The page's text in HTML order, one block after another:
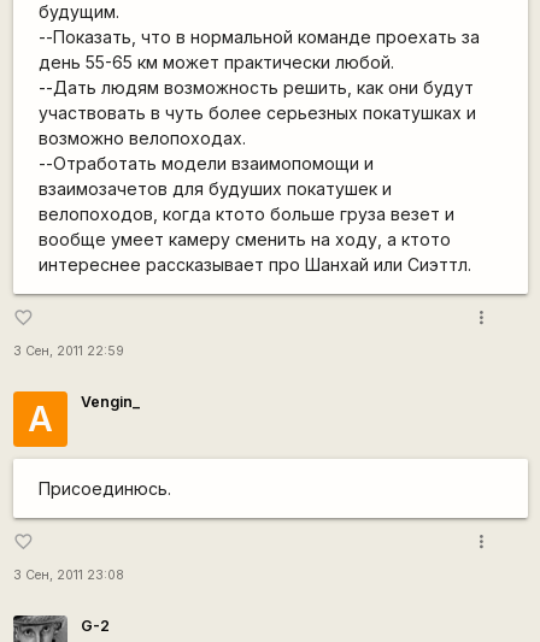
будущим.
--Показать, что в нормальной команде проехать за
день 55-65 км может практически любой.
--Дать людям возможность решить, как они будут
участвовать в чуть более серьезных покатушках и
возможно велопоходах.
--Отработать модели взаимопомощи и
взаимозачетов для будуших покатушек и
велопоходов, когда ктото больше груза везет и
вообще умеет камеру сменить на ходу, а ктото
интереснее рассказывает про Шанхай или Сиэттл.
favorite_border
3 Сен, 2011 22:59
more_vert
А Vengin_
Присоединюсь.
favorite_border
3 Сен, 2011 23:08
more_vert
G-2